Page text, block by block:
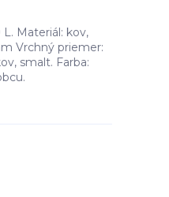
Materiál: kov,
Vrchný priemer:
smalt. Farba: